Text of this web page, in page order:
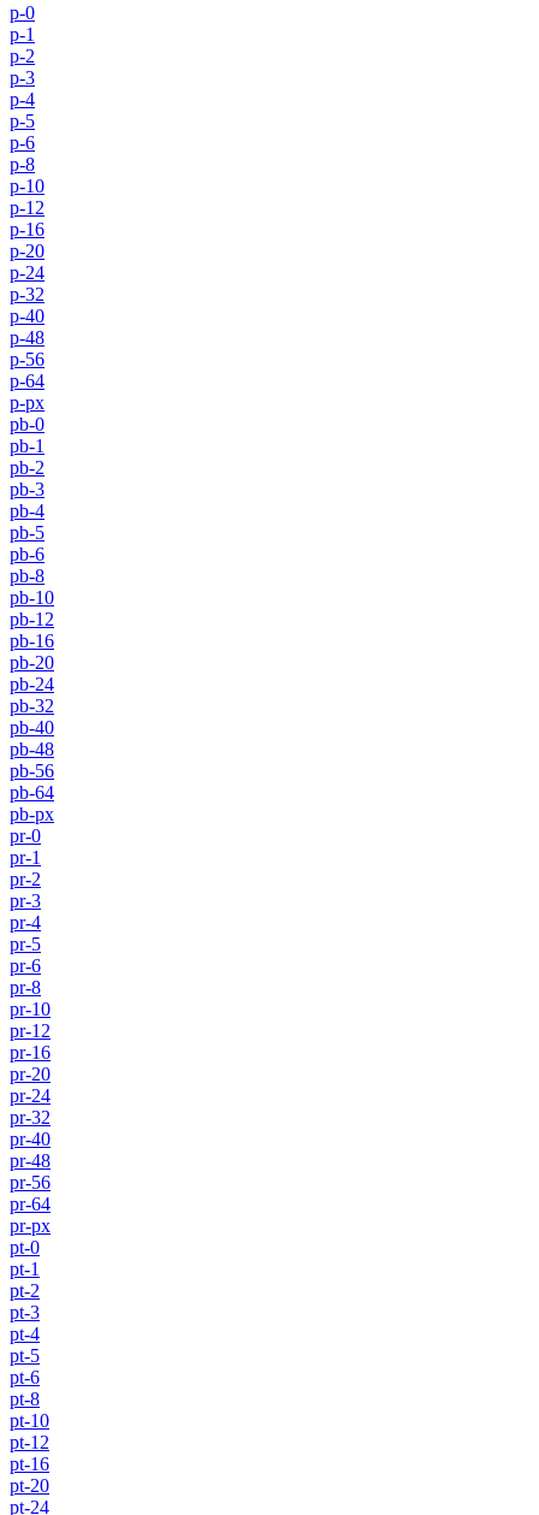
p-0
p-1
p-2
p-3
p-4
p-5
p-6
p-8
p-10
p-12
p-16
p-20
p-24
p-32
p-40
p-48
p-56
p-64
p-px
pb-0
pb-1
pb-2
pb-3
pb-4
pb-5
pb-6
pb-8
pb-10
pb-12
pb-16
pb-20
pb-24
pb-32
pb-40
pb-48
pb-56
pb-64
pb-px
pr-0
pr-1
pr-2
pr-3
pr-4
pr-5
pr-6
pr-8
pr-10
pr-12
pr-16
pr-20
pr-24
pr-32
pr-40
pr-48
pr-56
pr-64
pr-px
pt-0
pt-1
pt-2
pt-3
pt-4
pt-5
pt-6
pt-8
pt-10
pt-12
pt-16
pt-20
pt-24